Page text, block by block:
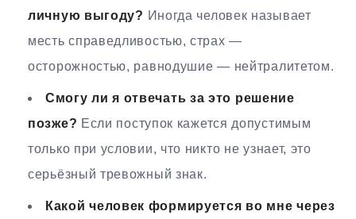
личную выгоду? Иногда человек называет
месть справедливостью, страх —
осторожностью, равнодушие — нейтралитетом.
Смогу ли я отвечать за это решение
позже? Если поступок кажется допустимым
только при условии, что никто не узнает, это
серьёзный тревожный знак.
Какой человек формируется во мне через